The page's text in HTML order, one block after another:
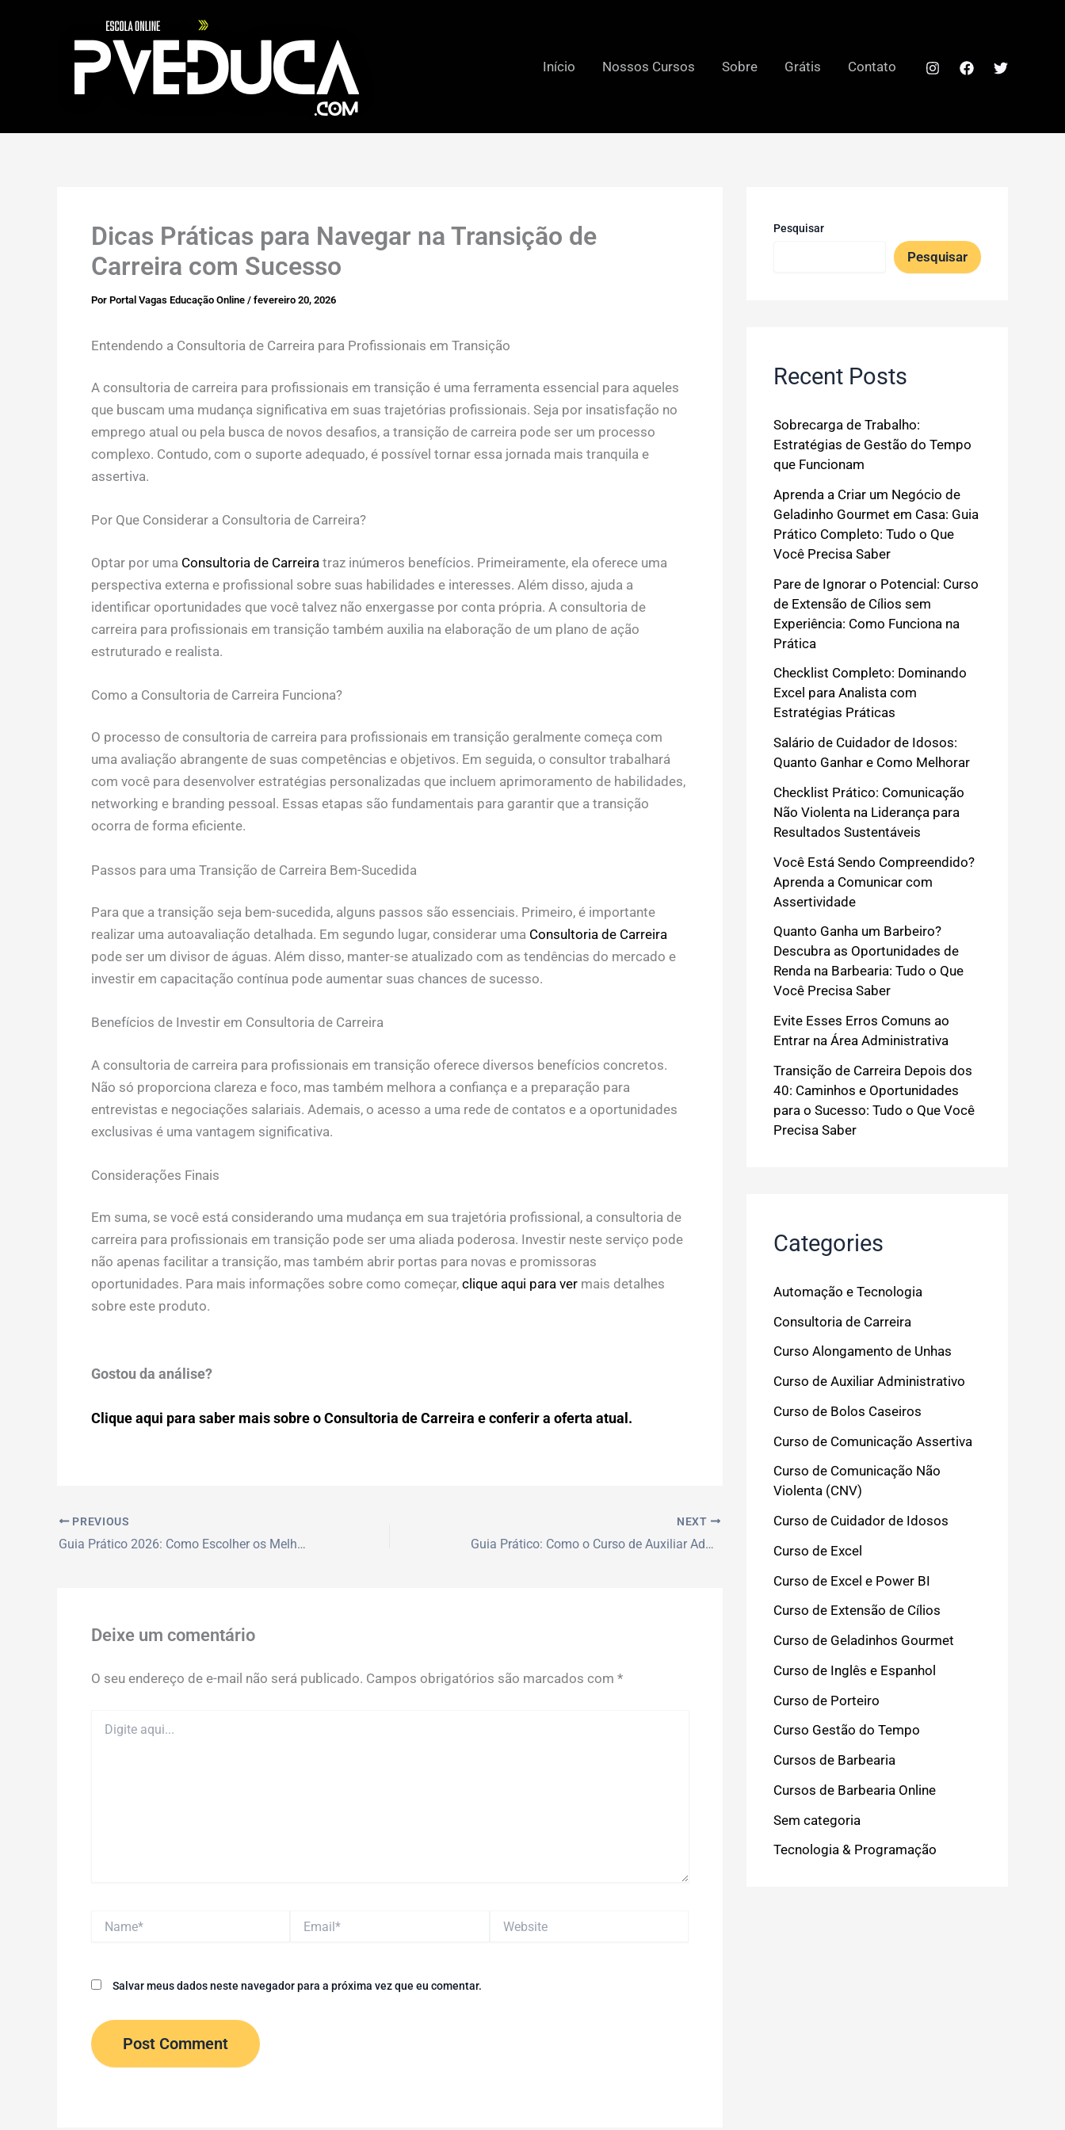
Início Nossos Cursos Sobre Grátis Contato
Dicas Práticas para Navegar na Transição de
Carreira com Sucesso
Por Portal Vagas Educação Online / fevereiro 20, 2026
Entendendo a Consultoria de Carreira para Profissionais em Transição
A consultoria de carreira para profissionais em transição é uma ferramenta essencial para aqueles
que buscam uma mudança significativa em suas trajetórias profissionais. Seja por insatisfação no
emprego atual ou pela busca de novos desafios, a transição de carreira pode ser um processo
complexo. Contudo, com o suporte adequado, é possível tornar essa jornada mais tranquila e
assertiva.
Por Que Considerar a Consultoria de Carreira?
Optar por uma Consultoria de Carreira traz inúmeros benefícios. Primeiramente, ela oferece uma
perspectiva externa e profissional sobre suas habilidades e interesses. Além disso, ajuda a
identificar oportunidades que você talvez não enxergasse por conta própria. A consultoria de
carreira para profissionais em transição também auxilia na elaboração de um plano de ação
estruturado e realista.
Como a Consultoria de Carreira Funciona?
O processo de consultoria de carreira para profissionais em transição geralmente começa com
uma avaliação abrangente de suas competências e objetivos. Em seguida, o consultor trabalhará
com você para desenvolver estratégias personalizadas que incluem aprimoramento de habilidades,
networking e branding pessoal. Essas etapas são fundamentais para garantir que a transição
ocorra de forma eficiente.
Passos para uma Transição de Carreira Bem-Sucedida
Para que a transição seja bem-sucedida, alguns passos são essenciais. Primeiro, é importante
realizar uma autoavaliação detalhada. Em segundo lugar, considerar uma Consultoria de Carreira
pode ser um divisor de águas. Além disso, manter-se atualizado com as tendências do mercado e
investir em capacitação contínua pode aumentar suas chances de sucesso.
Benefícios de Investir em Consultoria de Carreira
A consultoria de carreira para profissionais em transição oferece diversos benefícios concretos.
Não só proporciona clareza e foco, mas também melhora a confiança e a preparação para
entrevistas e negociações salariais. Ademais, o acesso a uma rede de contatos e a oportunidades
exclusivas é uma vantagem significativa.
Considerações Finais
Em suma, se você está considerando uma mudança em sua trajetória profissional, a consultoria de
carreira para profissionais em transição pode ser uma aliada poderosa. Investir neste serviço pode
não apenas facilitar a transição, mas também abrir portas para novas e promissoras
oportunidades. Para mais informações sobre como começar, clique aqui para vermais detalhes
sobre este produto.
Gostou da análise?
Clique aqui para saber mais sobre o Consultoria de Carreira e conferir a oferta atual.
PREVIOUS
Guia Prático 2026: Como Escolher os Melhores Cursos de Excel e Power BI com Certificado para Currículo
NEXT
Guia Prático: Como o Curso de Auxiliar Administrativo Impulsiona Seu Primeiro Emprego
Deixe um comentário
O seu endereço de e-mail não será publicado. Campos obrigatórios são marcados com *
aqui...
Salvar meus dados neste navegador para a próxima vez que eu comentar.
Pesquisar
Pesquisar
Recent Posts
Sobrecarga de Trabalho:
Estratégias de Gestão do Tempo
que Funcionam
Aprenda a Criar um Negócio de
Geladinho Gourmet em Casa: Guia
Prático Completo: Tudo o Que
Você Precisa Saber
Pare de Ignorar o Potencial: Curso
de Extensão de Cílios sem
Experiência: Como Funciona na
Prática
Checklist Completo: Dominando
Excel para Analista com
Estratégias Práticas
Salário de Cuidador de Idosos:
Quanto Ganhar e Como Melhorar
Checklist Prático: Comunicação
Não Violenta na Liderança para
Resultados Sustentáveis
Você Está Sendo Compreendido?
Aprenda a Comunicar com
Assertividade
Quanto Ganha um Barbeiro?
Descubra as Oportunidades de
Renda na Barbearia: Tudo o Que
Você Precisa Saber
Evite Esses Erros Comuns ao
Entrar na Área Administrativa
Transição de Carreira Depois dos
40: Caminhos e Oportunidades
para o Sucesso: Tudo o Que Você
Precisa Saber
Categories
Automação e Tecnologia
Consultoria de Carreira
Curso Alongamento de Unhas
Curso de Auxiliar Administrativo
Curso de Bolos Caseiros
Curso de Comunicação Assertiva
Curso de Comunicação Não
Violenta (CNV)
Curso de Cuidador de Idosos
Curso de Excel
Curso de Excel e Power BI
Curso de Extensão de Cílios
Curso de Geladinhos Gourmet
Curso de Inglês e Espanhol
Curso de Porteiro
Curso Gestão do Tempo
Cursos de Barbearia
Cursos de Barbearia Online
Sem categoria
Tecnologia & Programação